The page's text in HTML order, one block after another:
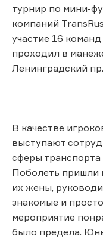
турнир по мини-
компаний
участие 16
проходил в
Ленинградский
В качестве
выступают
сферы
Поболеть пришли
их жены,
знакомые и
мероприятие
было предела.